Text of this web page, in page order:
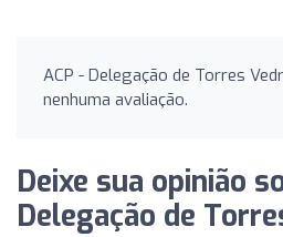
ACP - Delegação de Torres
nenhuma avaliação.
Deixe sua opinião
Delegação de